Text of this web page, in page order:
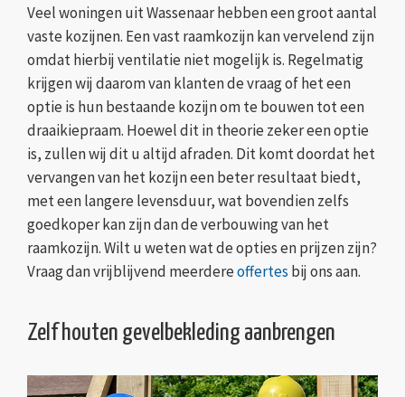
Veel woningen uit Wassenaar hebben een groot aantal
vaste kozijnen. Een vast raamkozijn kan vervelend zijn
omdat hierbij ventilatie niet mogelijk is. Regelmatig
krijgen wij daarom van klanten de vraag of het een
optie is hun bestaande kozijn om te bouwen tot een
draaikiepraam. Hoewel dit in theorie zeker een optie
is, zullen wij dit u altijd afraden. Dit komt doordat het
vervangen van het kozijn een beter resultaat biedt,
met een langere levensduur, wat bovendien zelfs
goedkoper kan zijn dan de verbouwing van het
raamkozijn. Wilt u weten wat de opties en prijzen zijn?
Vraag dan vrijblijvend meerdereoffertes bij ons aan.
Zelf houten gevelbekleding aanbrengen